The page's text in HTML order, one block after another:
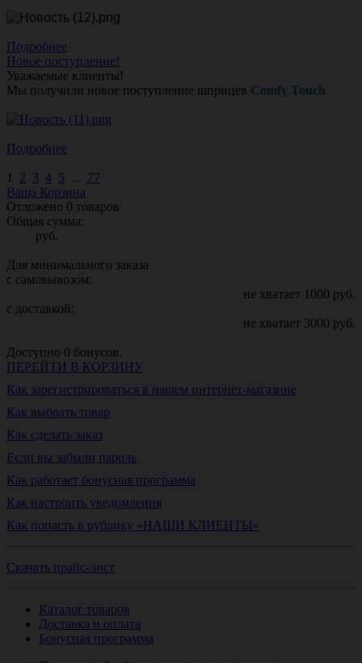
Подробнее
Новое поступление!
Уважаемые клиенты!
Мы получили новое поступление шприцев Comfy Touch
Подробнее
1 2 3 4 5 ... 77
Ваша Корзина
Отложено 0 товаров
Общая сумма:
руб.
Для минимального заказа
с самовывозом:
не хватает 1000 руб.
с доставкой:
не хватает 3000 руб.
Доступно 0 бонусов.
ПЕРЕЙТИ В КОРЗИНУ
Как зарегистрироваться в нашем интернет-магазине
Как выбрать товар
Как сделать заказ
Если вы забыли пароль
Как работает бонусная программа
Как настроить уведомления
Как попасть в рубрику «НАШИ КЛИЕНТЫ»
Скачать прайс-лист
Каталог товаров
Доставка и оплата
Бонусная программа